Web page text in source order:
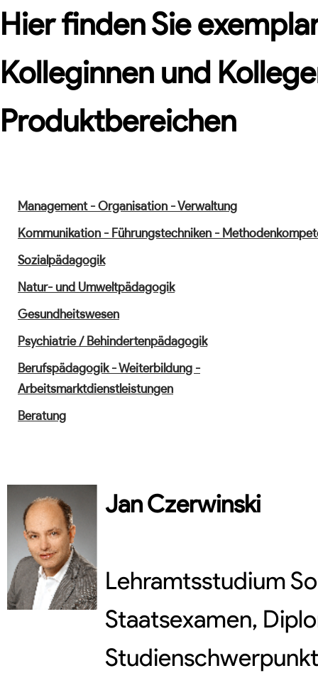
Hier finden Sie
Kolleginnen und
Produktbereichen
Management - Organisation - Verwaltung
Kommunikation - Führungstechniken -
Sozialpädagogik
Natur- und Umweltpädagogik
Gesundheitswesen
Psychiatrie / Behindertenpädagogik
Berufspädagogik - Weiterbildung -
Arbeitsmarktdienstleistungen
Beratung
JanCzerwinski
Lehramtsstudium
Staatsexamen,